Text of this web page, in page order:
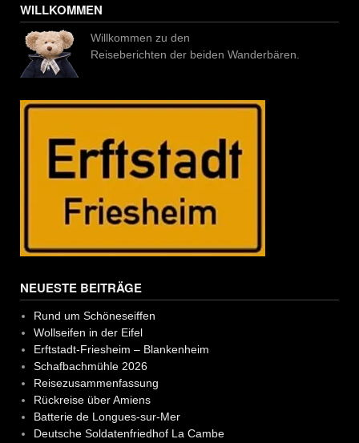
WILLKOMMEN
Willkommen zu den
Reiseberichten der beiden Wanderbären.
NEUESTE BEITRÄGE
Rund um Schöneseiffen
Wollseifen in der Eifel
Erftstadt-Friesheim – Blankenheim
Schafbachmühle 2026
Reisezusammenfassung
Rückreise über Amiens
Batterie de Longues-sur-Mer
Deutsche Soldatenfriedhof La Cambe